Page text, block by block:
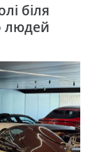
біля
людей